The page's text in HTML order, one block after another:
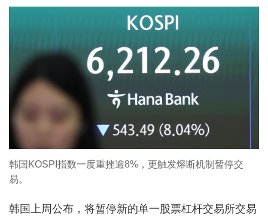
韩国KOSPI指数一度重挫逾8%，更触发熔断机制暂停交
易。
韩国上周公布，将暂停新的单一股票杠杆交易所交易